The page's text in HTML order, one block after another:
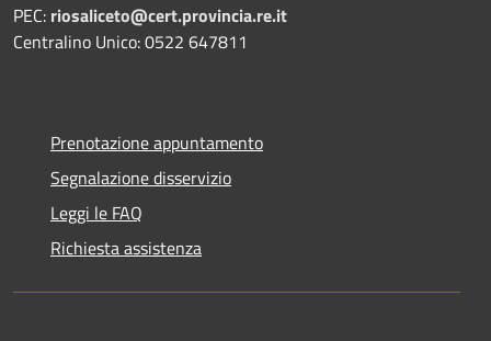
PEC: riosaliceto@cert.provincia.re.it
Centralino Unico: 0522 647811
Prenotazione appuntamento
Segnalazione disservizio
Leggi le FAQ
Richiesta assistenza